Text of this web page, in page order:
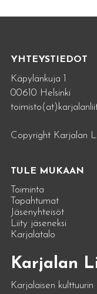
YHTEYSTIEDOT
Käpylänkuja 1
00610 Helsinki
Copyright Karjalan
TULE MUKAAN
Toiminta
Tapahtumat
Jäsenyhteisöt
Liity jäseneksi
Karjalatalo
Karjalan
Karjalaisen